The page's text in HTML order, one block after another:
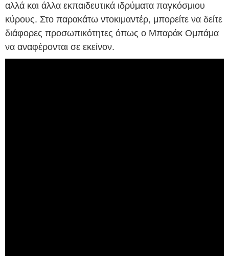
αλλά και άλλα εκπαιδευτικά ιδρύματα παγκόσμιου
κύρους. Στο παρακάτω ντοκιμαντέρ, μπορείτε να δείτε
διάφορες προσωπικότητες όπως ο Μπαράκ Ομπάμα
να αναφέρονται σε εκείνον.